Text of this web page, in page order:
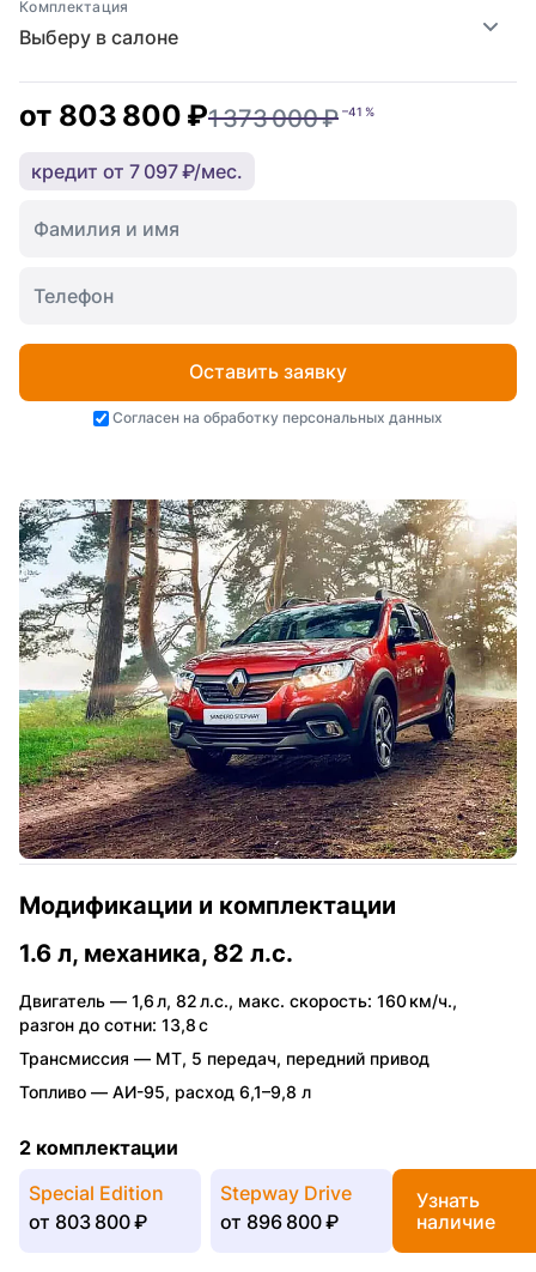
Выберу в салоне
Комплектация
от 803 800 ₽1 373 000 ₽ –41 %
кредит от 7 097 ₽/мес.
Оставить заявку
Согласен на обработку персональных данных
Модификации и комплектации
1.6 л, механика, 82 л.с.
Двигатель — 1,6 л, 82 л.с., макс. скорость: 160 км/ч.,
разгон до сотни: 13,8 с
Трансмиссия — MT, 5 передач, передний привод
Топливо — АИ-95, расход 6,1–9,8 л
2 комплектации
Special Edition
от 803 800 ₽
Stepway Drive
от 896 800 ₽
Узнать
наличие